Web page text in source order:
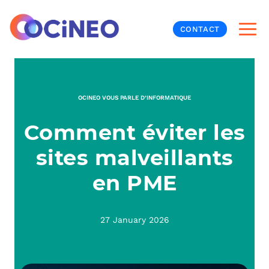
CONTACT
OCINEO VOUS PARLE D’INFORMATIQUE
Comment éviter les
sites malveillants
en PME
27 January 2026